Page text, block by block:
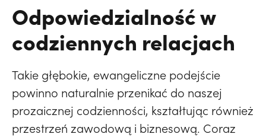
Odpowiedzialność w
codziennych relacjach
Takie głębokie, ewangeliczne podejście
powinno naturalnie przenikać do naszej
prozaicznej codzienności, kształtując również
przestrzeń zawodową i biznesową. Coraz